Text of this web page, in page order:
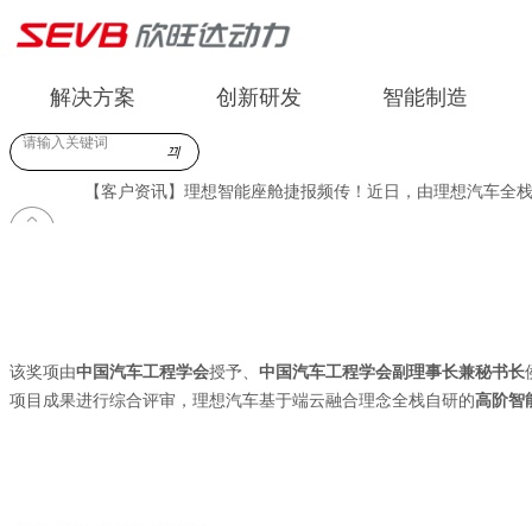
解决方案 创新研发 智能制造
끠
【客户资讯】理想智能座舱捷报频传！近日，由理想汽车全
该奖项由中国汽车工程学会授予、 中国汽车工程学会副理事长兼秘书长
项目成果进行综合评审，理想汽车基于端云融合理念全栈自研的高阶智